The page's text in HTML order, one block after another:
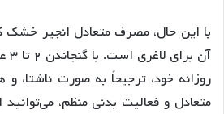
با این حال، مصرف متعادل انجیر خشک
روزانه خود، ترجیحاً به صورت ناشتا،
متعادل و فعالیت بدنی منظم،